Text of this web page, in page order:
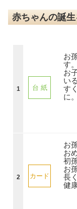
赤ちゃんの誕
1 台 紙
お
す。
お
い
す
に。
2 カード
お
お
初
お
長
健